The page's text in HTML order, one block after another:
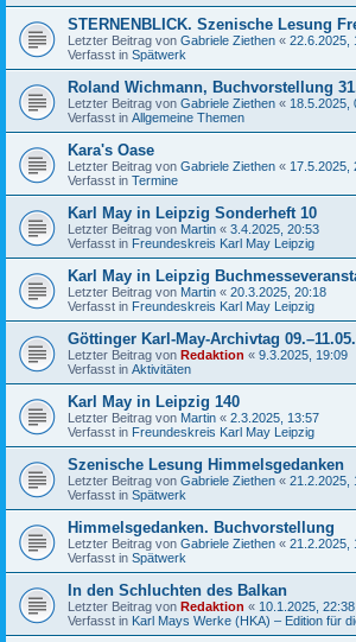
STERNENBLICK. Szenische Lesung
Letzter Beitrag von Gabriele Ziethen « 22.6.2025,
Verfasst in Spätwerk
Roland Wichmann, Buchvorstellung
Letzter Beitrag von Gabriele Ziethen « 18.5.2025,
Verfasst in Allgemeine Themen
Kara's Oase
Letzter Beitrag von Gabriele Ziethen « 17.5.2025,
Verfasst in Termine
Karl May in Leipzig Sonderheft 10
Letzter Beitrag von Martin « 3.4.2025, 20:53
Verfasst in Freundeskreis Karl May Leipzig
Karl May in Leipzig
Letzter Beitrag von Martin « 20.3.2025, 20:18
Verfasst in Freundeskreis Karl May Leipzig
Göttinger Karl-May-Archivtag
Letzter Beitrag von Redaktion « 9.3.2025, 19:09
Verfasst in Aktivitäten
Karl May in Leipzig 140
Letzter Beitrag von Martin « 2.3.2025, 13:57
Verfasst in Freundeskreis Karl May Leipzig
Szenische Lesung Himmelsgedanken
Letzter Beitrag von Gabriele Ziethen « 21.2.2025,
Verfasst in Spätwerk
Himmelsgedanken. Buchvorstellung
Letzter Beitrag von Gabriele Ziethen « 21.2.2025,
Verfasst in Spätwerk
In den Schluchten des Balkan
Letzter Beitrag von Redaktion « 10.1.2025, 22:38
Verfasst in Karl Mays Werke (HKA) – Edition für